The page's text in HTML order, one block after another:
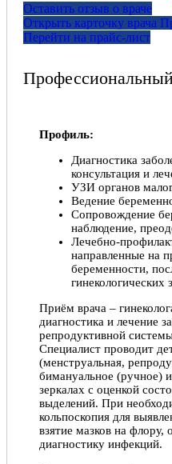
Оставить отзыв о враче
Открыть карточку врача
Перейти на прайс-лист
Профиль:
Диагностика
консультация и
УЗИ органов
Ведение
Сопровождение
наблюдение,
Лечебно-
направленные на
беременности,
гинекологических
Приём врача –
диагностика и лечение
репродуктивной
Специалист проводит
(менструальная,
бимануальное (ручное)
зеркалах с оценкой
выделений. При
кольпоскопия для
взятие мазков на
диагностику инфекций.